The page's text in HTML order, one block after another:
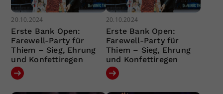
20.10.2024
Erste Bank Open:
Farewell-Party für
Thiem – Sieg, Ehrung
und Konfettiregen
20.10.2024
Erste Bank Open:
Farewell-Party für
Thiem – Sieg, Ehrung
und Konfettiregen